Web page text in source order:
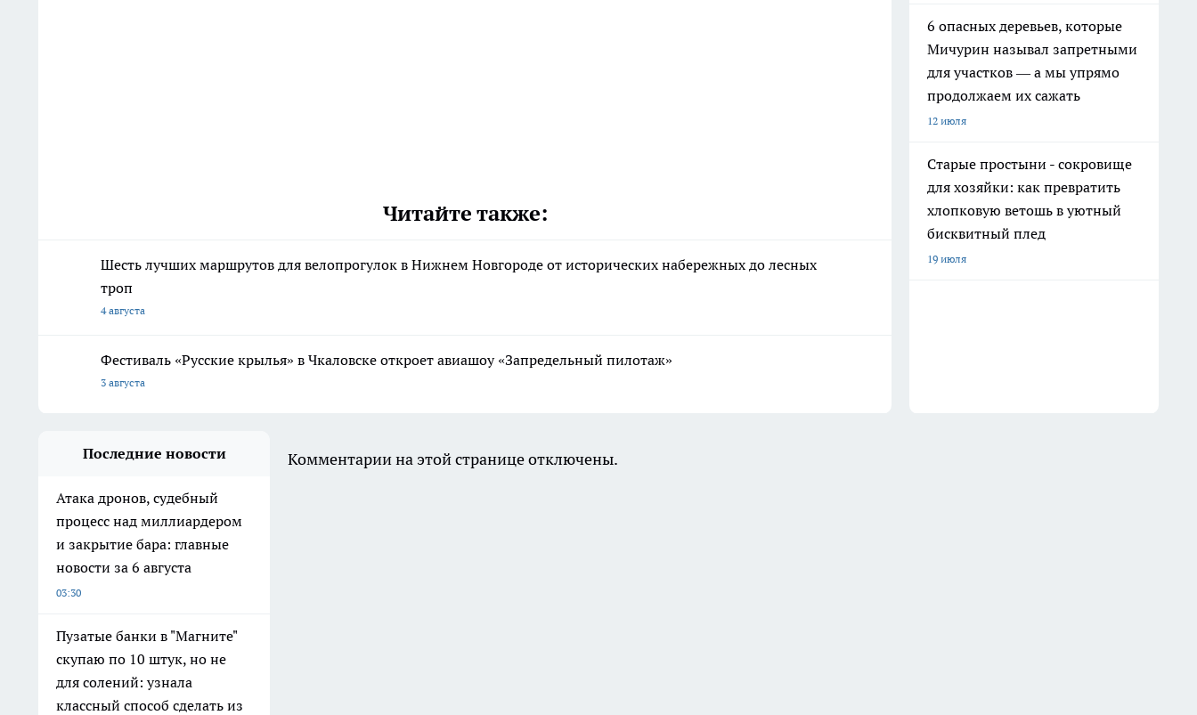
Читайте также:
Шесть лучших маршрутов для велопрогулок в Нижнем Новгороде от исторических набережных до лесных
троп
4 августа
Фестиваль «Русские крылья» в Чкаловске откроет авиашоу «Запредельный пилотаж»
3 августа
6 опасных деревьев, которые
Мичурин называл запретными
для участков — а мы упрямо
продолжаем их сажать
12 июля
Старые простыни - сокровище
для хозяйки: как превратить
хлопковую ветошь в уютный
бисквитный плед
19 июля
Последние новости
Атака дронов, судебный
процесс над миллиардером
и закрытие бара: главные
новости за 6 августа
03:30
Пузатые банки в "Магните"
скупаю по 10 штук, но не
для солений: узнала
классный способ сделать из
Комментарии на этой странице отключены.